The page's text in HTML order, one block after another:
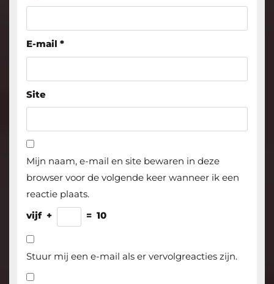
E-mail *
Site
Mijn naam, e-mail en site bewaren in deze
browser voor de volgende keer wanneer ik een
reactie plaats.
vijf + = 10
Stuur mij een e-mail als er vervolgreacties zijn.